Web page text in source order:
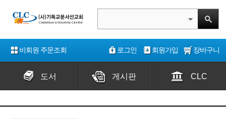
비회원 주문조회 로그인 회원가입 장바구니
도서 게시판 CLC